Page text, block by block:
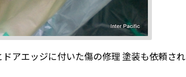
アエッジに付いた傷の修理 塗装も依頼され